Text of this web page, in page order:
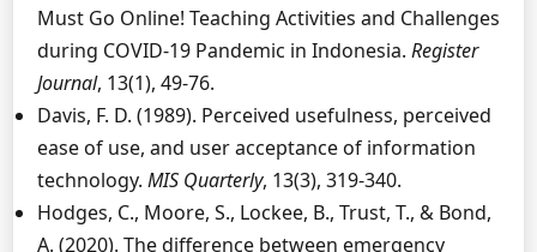
Must Go Online! Teaching Activities and Challenges
during COVID-19 Pandemic in Indonesia. Register
Journal, 13(1), 49-76.
Davis, F. D. (1989). Perceived usefulness, perceived
ease of use, and user acceptance of information
technology. MIS Quarterly, 13(3), 319-340.
Hodges, C., Moore, S., Lockee, B., Trust, T., & Bond,
A. (2020). The difference between emergency